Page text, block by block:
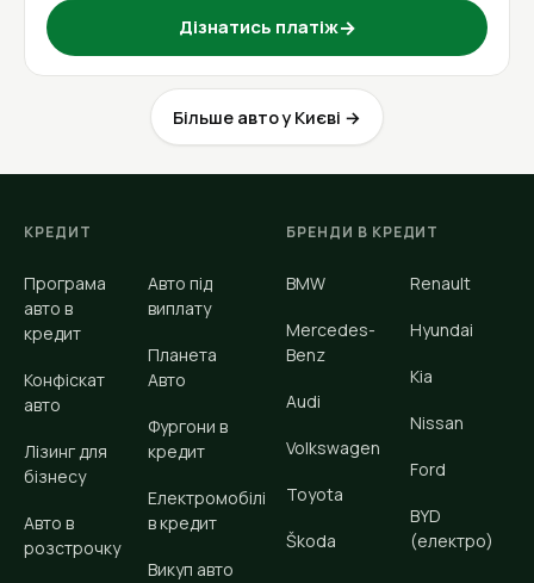
Дізнатись платіж→
Більше авто у Києві →
КРЕДИТ
Програма
авто в
кредит
Конфіскат
авто
Лізинг для
бізнесу
Авто в
розстрочку
Авто під
виплату
Планета
Авто
Фургони в
кредит
Електромобілі
в кредит
Викуп авто
БРЕНДИ В КРЕДИТ
BMW
Mercedes-
Benz
Audi
Volkswagen
Toyota
Škoda
Renault
Hyundai
Kia
Nissan
Ford
BYD
(електро)